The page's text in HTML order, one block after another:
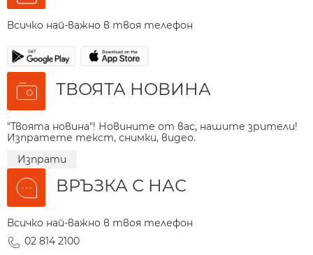
Всичко най-важно в твоя телефон
ТВОЯТА НОВИНА
"Твоята новина"! Новините от вас, нашите зрители!
Изпратете текст, снимки, видео.
Изпрати
ВРЪЗКА С НАС
Всичко най-важно в твоя телефон
02 814 2100